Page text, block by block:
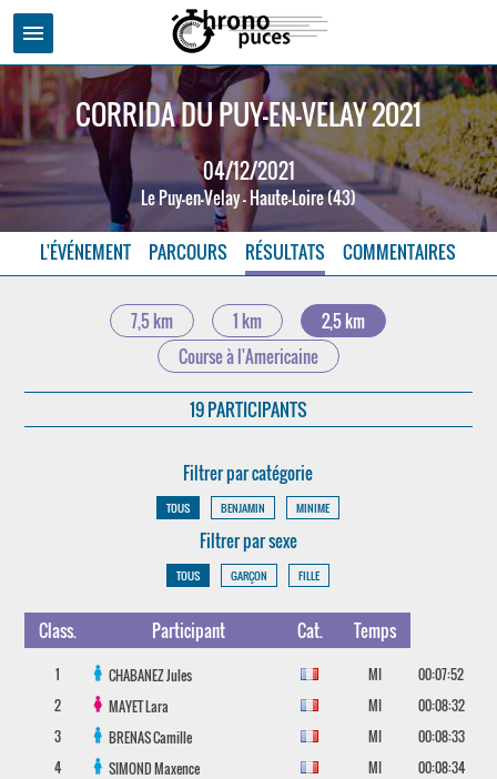
menu
CORRIDA DU PUY-EN-VELAY 2021
04/12/2021
Le Puy-en-Velay - Haute-Loire (43)
L'ÉVÉNEMENT PARCOURS RÉSULTATS COMMENTAIRES
7,5 km 1 km
2,5 km
Course à l'Americaine
19 PARTICIPANTS
Filtrer par catégorie
TOUS BENJAMIN MINIME
Filtrer par sexe
TOUS GARÇON FILLE
Class. Participant Cat. Temps
1 CHABANEZJules MI
00:07:52
2
MAYETLara MI
00:08:32
3
BRENASCamille MI
00:08:33
4
SIMONDMaxence MI
00:08:34